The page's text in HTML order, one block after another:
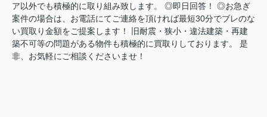
ア以外でも積極的に取り組み致します。 ◎即日回答！ ◎お急ぎ
案件の場合は、お電話にてご連絡を頂ければ最短30分でブレのな
い買取り金額をご提案します！ 旧耐震・狭小・違法建築・再建
築不可等の問題がある物件も積極的に買取りしております。 是
非、お気軽にご相談くださいませ！